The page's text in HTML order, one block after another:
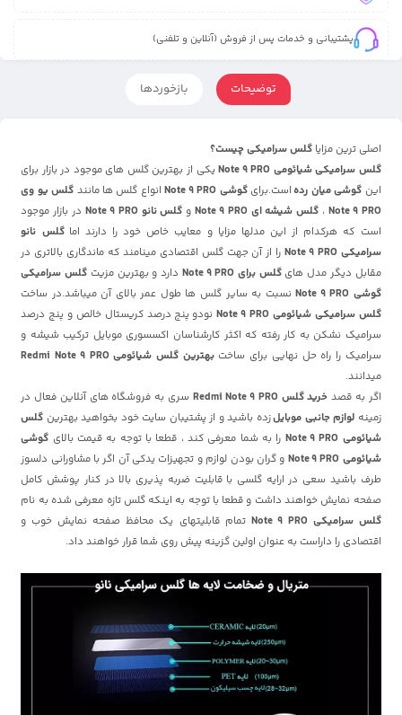
پشتیبانی و خدمات پس از فروش (آنلاین و تلفنی)
توضیحات بازخوردها
اصلی ترین مزایا گلس سرامیکی چیست؟
گلس سرامیکیشیائومی
یکی از بهترین گلس های موجود در بازار برای
این گوشی میان ردهاست.برایگوشی Note 9 PRO انواع گلس ها مانند گلس یو وی
Note 9 PRO ، گلس شیشه ای Note 9 PRO و گلس نانو Note 9 PRO
در بازار موجود
است که هرکدام از این مدلها مزایا و معایب خاص خود را دارند اماگلس نانو
سرامیکی Note 9 PRO
را از آن جهت گلس اقتصادی مینامند که ماندگاری بالاتری در
مقابل دیگر مدل هایگلس برای Note 9 PRO دارد و بهترین مزیت گلس سرامیکی
گوشی Note 9 PRO
نسبت به سایر گلس ها طول عمر بالای آن میباشد.در ساخت
گلس سرامیکیشیائومی
نودو پنج درصد کریستال خالص و پنج درصد
سرامیک نشکن به کار رفته که اکثر کارشناسان اکسسوری موبایل ترکیب شیشه و
سرامیک را راه حل نهایی برای ساختبهترین گلس شیائومیRedmi Note 9 PRO
میدانند.
اگر به قصد خرید گلس Redmi Note 9 PRO
سری به فروشگاه های آنلاین فعال در
زمینه لوازم جانبی موبایلزده باشید و از پشتیبان سایت خود بخواهید بهترین گلس
شیائومی
را به شما معرفی کند ، قطعا با توجه به قیمت بالای گوشی
شیائومی
و گران بودن لوازم و تجهیزات یدکی آن اگر با مشاورانی دلسوز
طرف باشید سعی در ارایه گلسی با قابلیت ضربه پذیری بالا در کنار پوشش کامل
صفحه نمایش خواهند داشت و قطعا با توجه به اینکه گلس تازه معرفی شده به نام
گلس سرامیکی Note 9 PRO
تمام قابلیتهای یک محافظ صفحه نمایش خوب و
اقتصادی را داراست به عنوان اولین گزینه پیش روی شما قرار خواهند داد.